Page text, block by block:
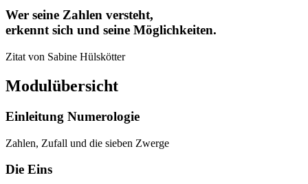
Wer seine Zahlen versteht,
erkennt sich und seine Möglichkeiten.
Zitat von Sabine Hülskötter
Modulübersicht
Einleitung Numerologie
Zahlen, Zufall und die sieben Zwerge
Die Eins